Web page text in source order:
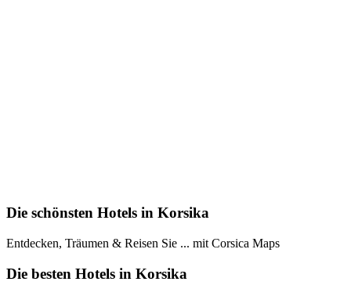
Die schönsten Hotels in Korsika
Entdecken, Träumen & Reisen Sie ... mit Corsica Maps
Die besten Hotels in Korsika